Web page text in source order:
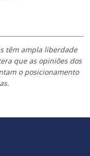
têm ampla liberdade
que as opiniões dos
o posicionamento